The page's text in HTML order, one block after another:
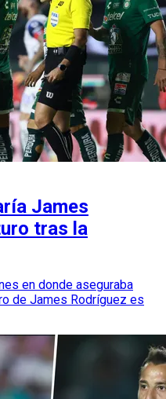
James
tras la
en donde aseguraba
de James Rodríguez es